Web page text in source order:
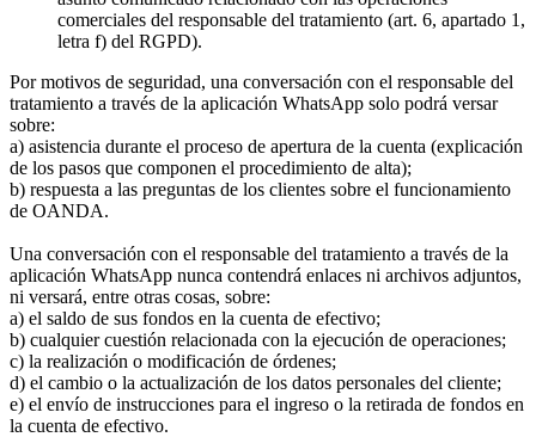
comerciales del responsable del tratamiento (art. 6, apartado 1,
letra f) del RGPD).
Por motivos de seguridad, una conversación con el responsable del
tratamiento a través de la aplicación WhatsApp solo podrá versar
sobre:
a) asistencia durante el proceso de apertura de la cuenta (explicación
de los pasos que componen el procedimiento de alta);
b) respuesta a las preguntas de los clientes sobre el funcionamiento
de OANDA.
Una conversación con el responsable del tratamiento a través de la
aplicación WhatsApp nunca contendrá enlaces ni archivos adjuntos,
ni versará, entre otras cosas, sobre:
a) el saldo de sus fondos en la cuenta de efectivo;
b) cualquier cuestión relacionada con la ejecución de operaciones;
c) la realización o modificación de órdenes;
d) el cambio o la actualización de los datos personales del cliente;
e) el envío de instrucciones para el ingreso o la retirada de fondos en
la cuenta de efectivo.